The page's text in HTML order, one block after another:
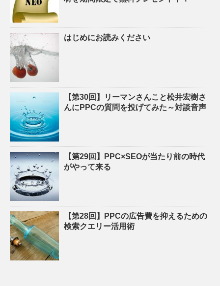
はじめにお読みください
【第30回】リーマンさんこと松井宏樹さ
んにPPCの質問を投げてみた～対談音声
【第29回】PPC×SEOが当たり前の時代
がやって来る
【第28回】PPCの広告費を抑えるための
検索クエリー活用術